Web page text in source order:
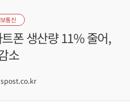
보통신
폰 생산량 11% 줄어,
소